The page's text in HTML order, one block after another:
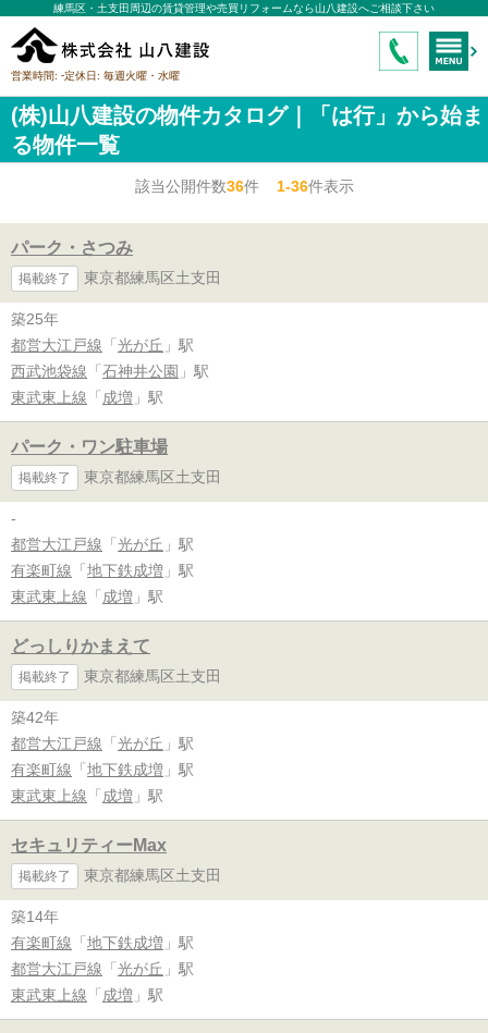
練馬区・土支田周辺の賃貸管理や売買リフォームなら山八建設へご相談下さい
営業時間: -定休日: 毎週火曜・水曜
(株)山八建設の物件カタログ｜「は行」から始ま
る物件一覧
該当公開件数36件1-36件表示
パーク・さつみ
掲載終了 東京都練馬区土支田
築25年
都営大江戸線 「 光が丘 」駅
西武池袋線 「 石神井公園 」駅
東武東上線 「 成増 」駅
パーク・ワン駐車場
掲載終了 東京都練馬区土支田
-
都営大江戸線 「 光が丘 」駅
有楽町線 「 地下鉄成増 」駅
東武東上線 「 成増 」駅
どっしりかまえて
掲載終了 東京都練馬区土支田
築42年
都営大江戸線 「 光が丘 」駅
有楽町線 「 地下鉄成増 」駅
東武東上線 「 成増 」駅
セキュリティーMax
掲載終了 東京都練馬区土支田
築14年
有楽町線 「 地下鉄成増 」駅
都営大江戸線 「 光が丘 」駅
東武東上線 「 成増 」駅